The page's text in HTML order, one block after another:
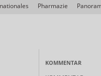
Pharmazie
KOMMENTAR